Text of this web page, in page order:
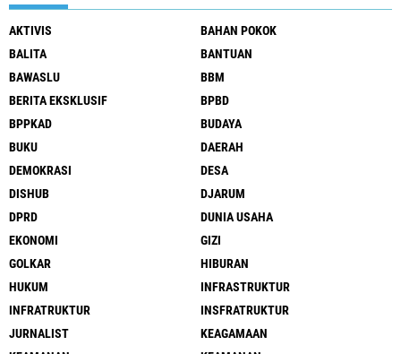
AKTIVIS
BAHAN POKOK
BALITA
BANTUAN
BAWASLU
BBM
BERITA EKSKLUSIF
BPBD
BPPKAD
BUDAYA
BUKU
DAERAH
DEMOKRASI
DESA
DISHUB
DJARUM
DPRD
DUNIA USAHA
EKONOMI
GIZI
GOLKAR
HIBURAN
HUKUM
INFRASTRUKTUR
INFRATRUKTUR
INSFRATRUKTUR
JURNALIST
KEAGAMAAN